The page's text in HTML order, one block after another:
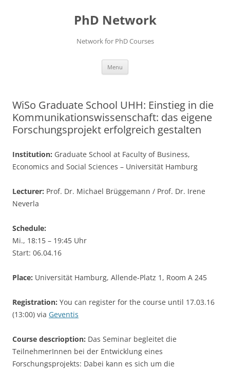
PhD Network
Network for PhD Courses
Menu
WiSo Graduate School UHH: Einstieg in die
Kommunikationswissenschaft: das eigene
Forschungsprojekt erfolgreich gestalten
Institution: Graduate School at Faculty of Business,
Economics and Social Sciences – Universität Hamburg
Lecturer: Prof. Dr. Michael Brüggemann / Prof. Dr. Irene
Neverla
Schedule:
Mi., 18:15 – 19:45 Uhr
Start: 06.04.16
Place: Universität Hamburg, Allende-Platz 1, Room A 245
Registration: You can register for the course until 17.03.16
(13:00) via Geventis
Course descrioption: Das Seminar begleitet die
TeilnehmerInnen bei der Entwicklung eines
Forschungsprojekts: Dabei kann es sich um die